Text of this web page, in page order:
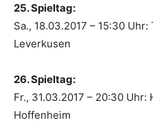
25. Spieltag:
Sa., 18.03.2017 – 15:30
Leverkusen
26. Spieltag:
Fr., 31.03.2017 – 20:30 Uhr:
Hoffenheim